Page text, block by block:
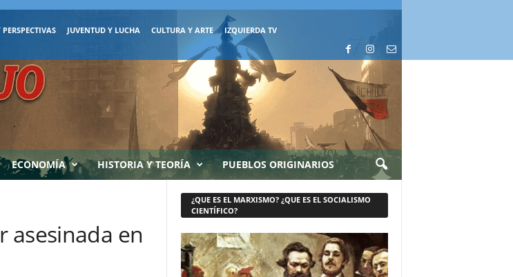
JUVENTUD Y LUCHA CULTURA Y ARTE IZQUIERDA TV
ECONOMÍA HISTORIA Y TEORÍA PUEBLOS ORIGINARIOS
asesinada en
¿QUE ES EL MARXISMO? ¿QUE ES EL SOCIALISMO
CIENTÍFICO?